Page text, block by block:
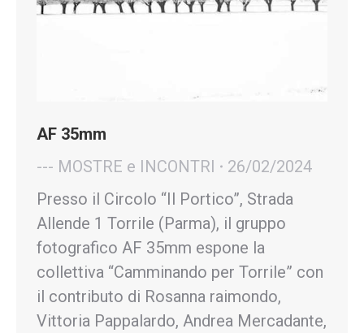
AF 35mm
--- MOSTRE e INCONTRI
26/02/2024
Presso il Circolo “Il Portico”, Strada
Allende 1 Torrile (Parma), il gruppo
fotografico AF 35mm espone la
collettiva “Camminando per Torrile” con
il contributo di Rosanna raimondo,
Vittoria Pappalardo, Andrea Mercadante,